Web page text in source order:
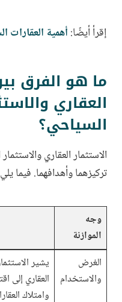
إقرأ أيضًا: أهمية العقارات
ما هو الفرق
العقاري
السياحي؟
الاستثمار العقاري
تركيزهما وأهدافهما. فيما
وجه
الموازنة
الغرض
والاستخدام
يشير
العقاري إلى
وامتلاك